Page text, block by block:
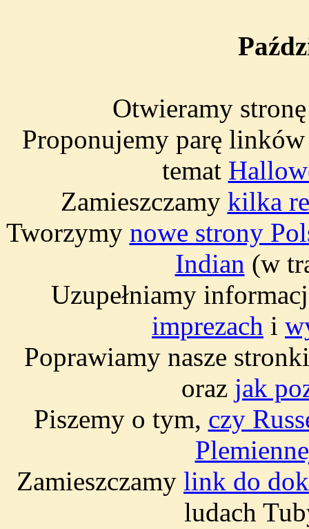
Otwieramy
Proponujemy parę
temat
Zamieszczamy kilka
Tworzymy nowe strony
Indian (w
Uzupełniamy
imprezach i
Poprawiamy nasze
oraz jak
Piszemy o tym, czy
Zamieszczamy link do
ludach